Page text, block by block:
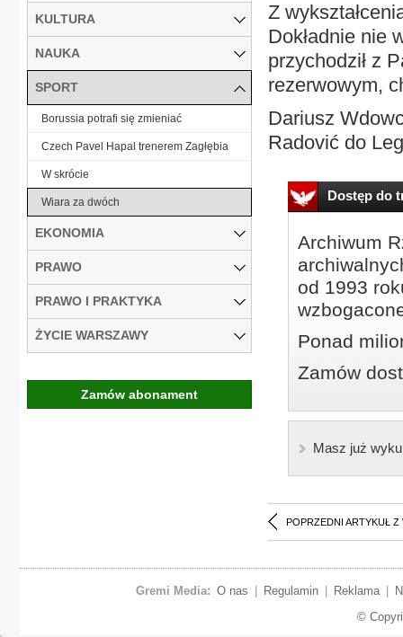
Z
Dokładnie nie
przychodził z
rezerwowym,
Dariusz
Radović do
Dostęp do
Archiwum
od 1993
Ponad
Zamów
Masz już
POPRZEDNI ARTYKUŁ Z
KULTURA
NAUKA
SPORT
Borussia potrafi się zmieniać
Czech Pavel Hapal trenerem Zagłębia
W skrócie
Wiara za dwóch
EKONOMIA
PRAWO
PRAWO I PRAKTYKA
ŻYCIE WARSZAWY
Zamów abonament
Gremi Media: O nas Regulamin Reklama
©